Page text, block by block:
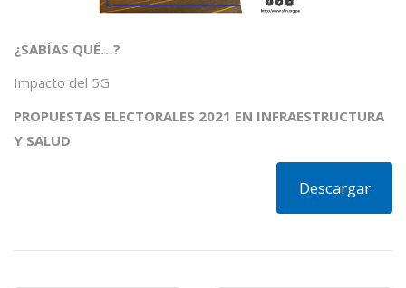
¿SABÍAS QUÉ…?
Impacto del 5G
PROPUESTAS ELECTORALES 2021 EN INFRAESTRUCTURA
Y SALUD
Descargar